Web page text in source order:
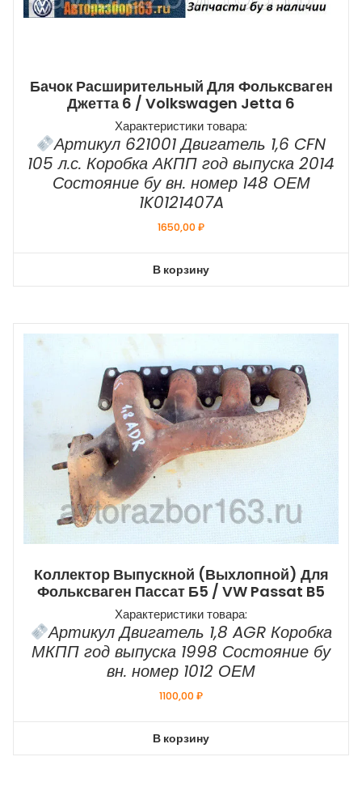
Бачок Расширительный Для Фольксваген
Джетта 6 / Volkswagen Jetta 6
Характеристики товара:
Артикул 621001 Двигатель 1,6 CFN
105 л.с. Коробка АКПП год выпуска 2014
Состояние бу вн. номер 148 ОЕМ
1K0121407A
1650,00₽
В корзину
Коллектор Выпускной (выхлопной) Для
Фольксваген Пассат Б5 / VW Passat B5
Характеристики товара:
Артикул Двигатель 1,8 AGR Коробка
МКПП год выпуска 1998 Состояние бу
вн. номер 1012 ОЕМ
1100,00₽
В корзину